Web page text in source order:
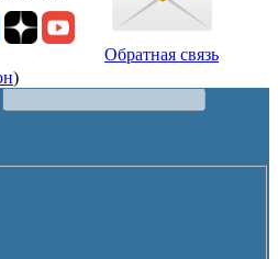
Обратная связь
)